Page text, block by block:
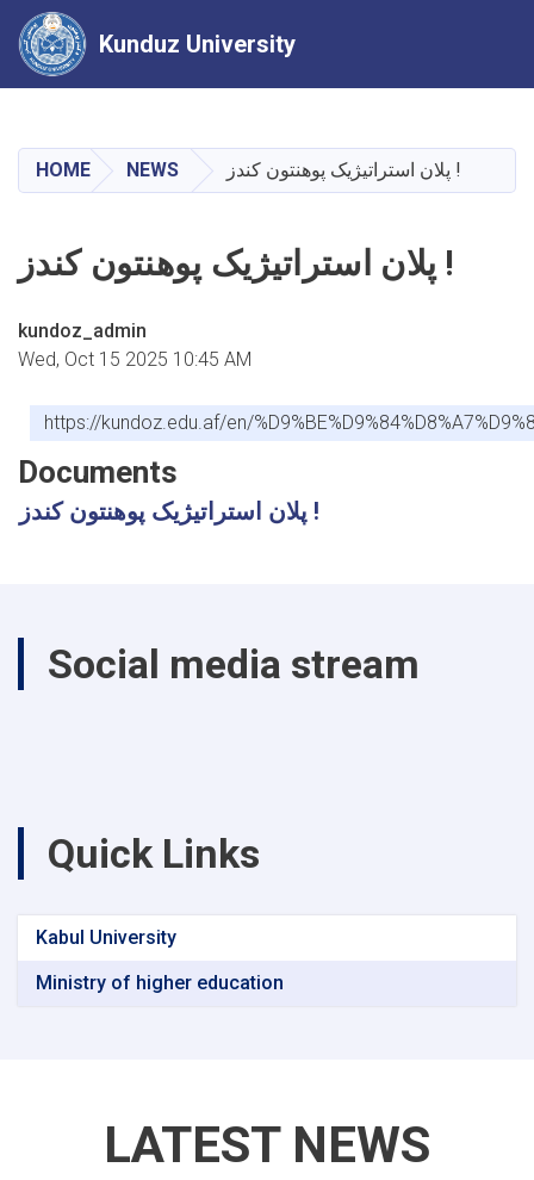
main
content
Kunduz University
HOME NEWS پلان استراتیژیک پوهنتون کندز !
پلان استراتیژیک پوهنتون کندز !
kundoz_admin
Wed, Oct 15 2025 10:45 AM
https://kundoz.edu.af/en/
Documents
پلان استراتیژیک پوهنتون کندز !
Social media stream
Quick Links
Kabul University
Ministry of higher education
LATEST NEWS